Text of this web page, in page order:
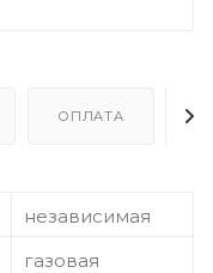
ОПЛАТА
независимая
газовая